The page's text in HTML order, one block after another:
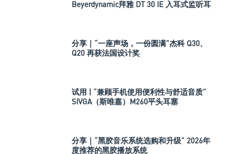
Beyerdynamic拜雅 DT 30 IE 入耳式监听耳
分享｜“一座声场，一份圆满”杰科 Q30、
Q20 再获法国设计奖
试用 | “兼顾手机使用便利性与舒适音质”
SIVGA（斯唯嘉）M260平头耳塞
分享｜“黑胶音乐系统选购和升级” 2026年
度推荐的黑胶播放系统